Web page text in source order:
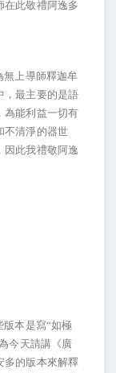
在此敬禮阿逸多
無上導師釋迦牟
，最主要的是語
為能利益一切有
不清淨的器世
因此我禮敬阿逸
版本是寫“如極
今天請講《廣
多的版本來解釋